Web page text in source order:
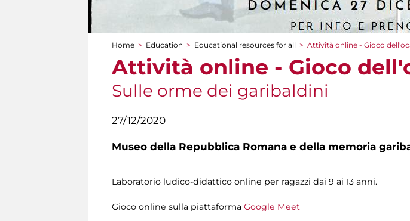
You are here
Home > Education > Educational resources for all > Attività online - Gioco
Attività online - Gioco
Sulle orme dei garibaldini
27/12/2020
Museo della Repubblica Romana e della memoria
Laboratorio ludico-didattico online per ragazzi dai 9 ai 13 anni.
Gioco online sulla piattaforma Google Meet